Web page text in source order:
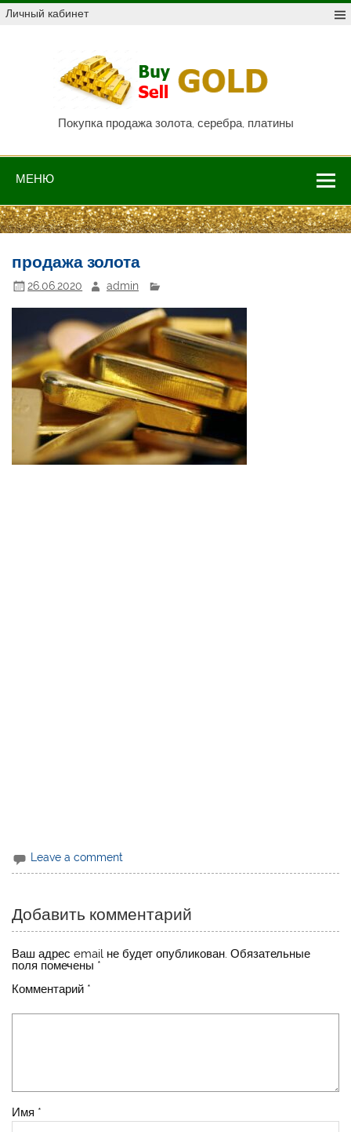
Skip
toЛичный кабинет
Покупка продажа золота, серебра, платины
МЕНЮ
продажа золота
26.06.2020 admin
Leave a comment
Добавить комментарий
Ваш адрес email не будет опубликован. Обязательные
поля помечены *
Комментарий *
Имя *